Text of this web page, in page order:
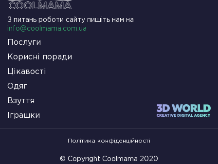
З питань роботи сайту пишіть нам на
info@coolmama.com.ua
Послуги
Корисні поради
Цікавості
Одяг
Взуття
Іграшки
© Copyright Coolmama 2020
Політика конфіденційності